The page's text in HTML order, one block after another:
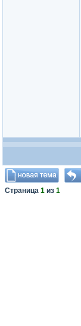
Страница 1 из 1